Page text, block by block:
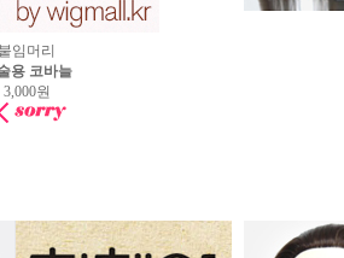
붙임머리
용 코바늘
3,000원